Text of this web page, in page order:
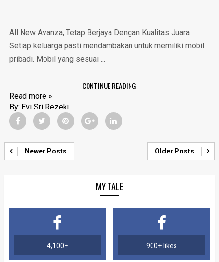
All New Avanza, Tetap Berjaya Dengan Kualitas Juara
Setiap keluarga pasti mendambakan untuk memiliki mobil
pribadi. Mobil yang sesuai ...
CONTINUE READING
Read more »
By: Evi Sri Rezeki
Newer Posts Older Posts
MY TALE
4,100+ 900+ likes